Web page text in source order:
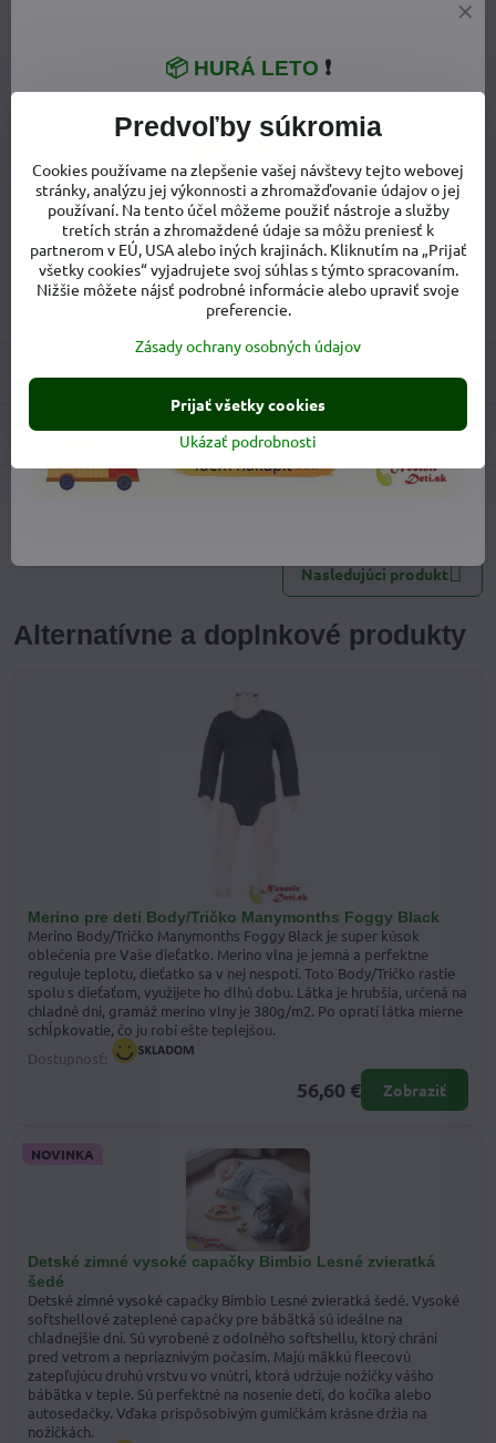
Viac z kategórie
Merino vlnené oblečenie
Detský tovar
Oblečenie pre deti
Capačky z merinovlny Manymonths
Capačky pre deti z vlny a merino vlny
Recenzie 0
Diskusia 0
Nasledujúci produkt
Alternatívne a doplnkové produkty
Merino pre deti Body/Tričko Manymonths Foggy Black
Merino Body/Tričko Manymonths Foggy Black je super kúsok
oblečenia pre Vaše dieťatko. Merino vlna je jemná a perfektne
reguluje teplotu, dieťatko sa v nej nespotí. Toto Body/Tričko rastie
spolu s dieťaťom, využijete ho dlhú dobu. Látka je hrubšia, určená na
chladné dni, gramáž merino vlny je 380g/m2. Po opratí látka mierne
schĺpkovatie, čo ju robí ešte teplejšou.
Dostupnosť:
56,60 € Zobraziť
Detské zimné vysoké capačky Bimbio Lesné zvieratká
šedé
NOVINKA
Detské zimné vysoké capačky Bimbio Lesné zvieratká šedé. Vysoké
softshellové zateplené capačky pre bábätká sú ideálne na
chladnejšie dni. Sú vyrobené z odolného softshellu, ktorý chráni
pred vetrom a nepriaznivým počasím. Majú mäkkú fleecovú
zatepľujúcu druhú vrstvu vo vnútri, ktorá udržuje nožičky vášho
bábätka v teple. Sú perfektné na nosenie detí, do kočíka alebo
autosedačky. Vďaka prispôsobivým gumičkám krásne držia na
nožičkách.
Predvoľby súkromia
Cookies používame na zlepšenie vašej návštevy tejto webovej
stránky, analýzu jej výkonnosti a zhromažďovanie údajov o jej
používaní. Na tento účel môžeme použiť nástroje a služby
tretích strán a zhromaždené údaje sa môžu preniesť k
partnerom v EÚ, USA alebo iných krajinách. Kliknutím na „Prijať
všetky cookies“ vyjadrujete svoj súhlas s týmto spracovaním.
Nižšie môžete nájsť podrobné informácie alebo upraviť svoje
preferencie.
Zásady ochrany osobných údajov
Ukázať podrobnosti
Prijať všetky cookies
📦 HURÁ LETO ❗